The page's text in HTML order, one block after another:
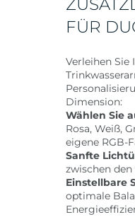
FÜR
Verleihen Sie
Dimension:
Wählen Sie
Rosa, Weiß,
eigene RGB-
Sanfte
zwischen den
Einstellbare
optimale